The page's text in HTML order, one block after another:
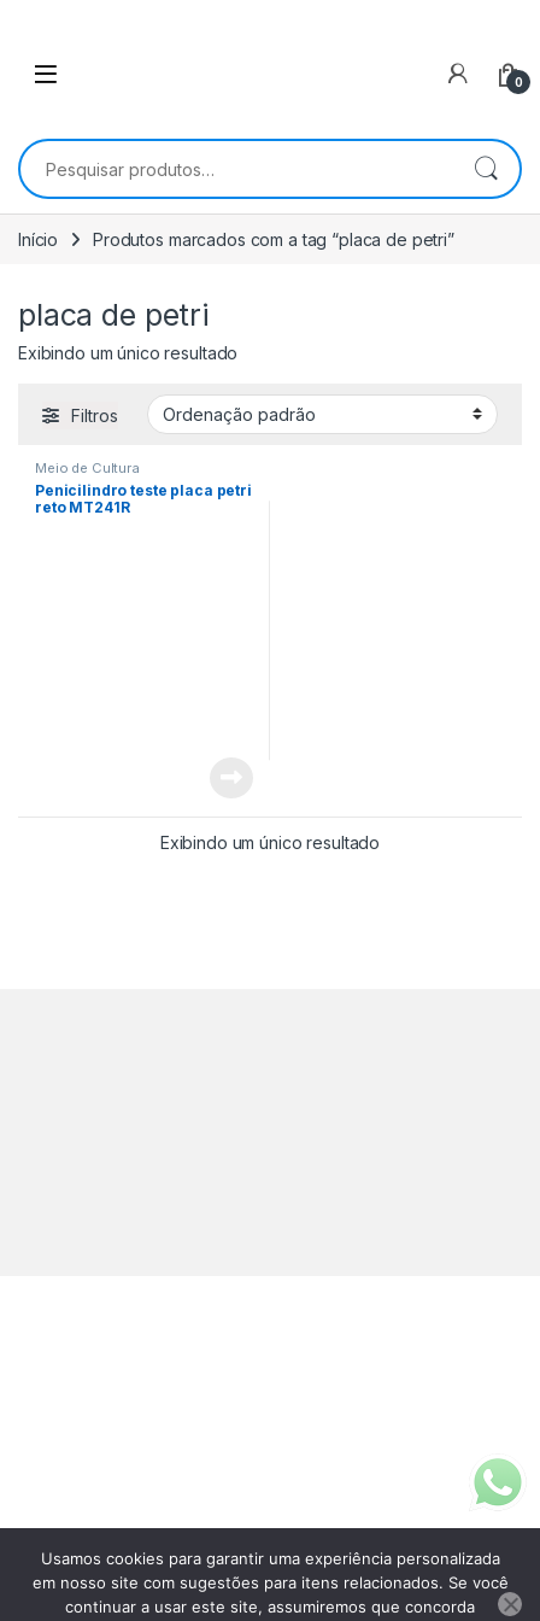
0
Pesquisar por:
Início Produtos marcados com a tag “placa de petri”
placa de petri
Exibindo um único resultado
Filtros
Meio de Cultura
Penicilindro teste placa petri
reto MT241R
Exibindo um único resultado
Fale Conosco
(11)3313-5200
Usamos cookies para garantir uma experiência personalizada
em nosso site com sugestões para itens relacionados. Se você
continuar a usar este site, assumiremos que concorda